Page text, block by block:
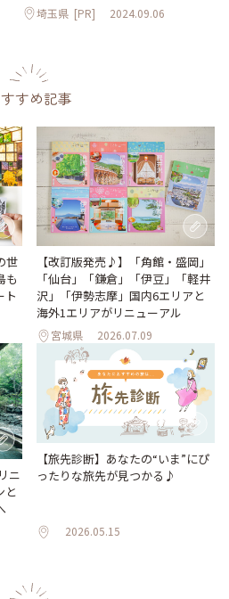
埼玉県 [PR] 2024.09.06
すめ記事
世
も
ト
【改訂版発売♪】「角館・盛岡」
「仙台」「鎌倉」「伊豆」「軽井
沢」「伊勢志摩」国内6エリアと
海外1エリアがリニューアル
宮城県 2026.07.09
ニ
と
【旅先診断】あなたの“いま”にぴ
ったりな旅先が見つかる♪
2026.05.15